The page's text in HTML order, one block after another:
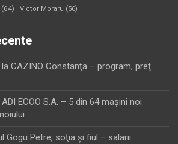
(64) Victor Moraru (56)
la CAZINO Constanţa – program, preţ
ADI ECOO S.A. – 5 din 64 maşini noi
…
Gogu Petre, soţia şi fiul – salarii